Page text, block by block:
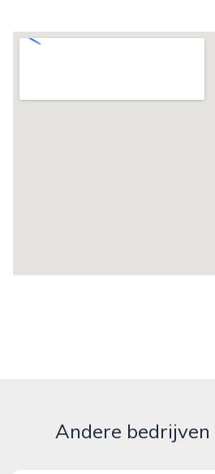
Andere bedrijven